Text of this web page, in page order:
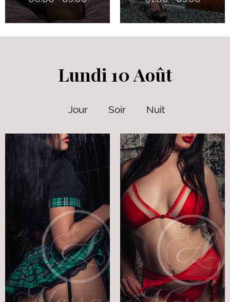
34 ans
5' 5"
Russe / Mexicaine
130 lbs
36 ans
5' 6
Québécoise
115 lbs
32 DD (Refaits)
Lundi 10 Août
Jour Soir Nuit